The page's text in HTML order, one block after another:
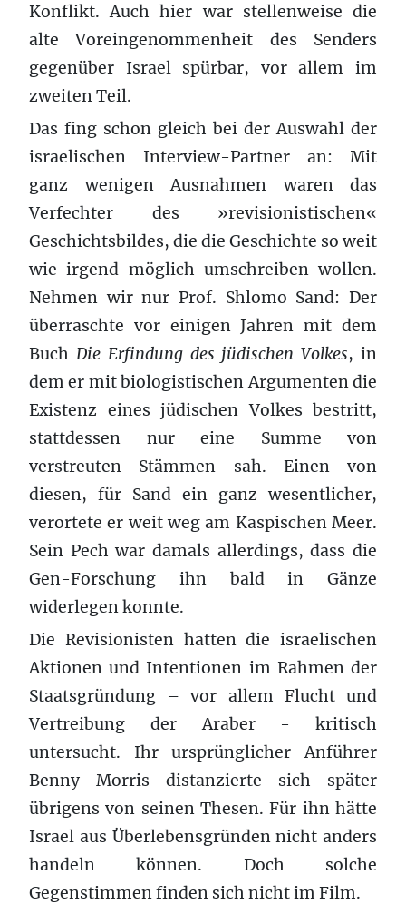
Konflikt. Auch hier war stellenweise die
alte Voreingenommenheit des Senders
gegenüber Israel spürbar, vor allem im
zweiten Teil.
Das fing schon gleich bei der Auswahl der
israelischen Interview-Partner an: Mit
ganz wenigen Ausnahmen waren das
Verfechter des »revisionistischen«
Geschichtsbildes, die die Geschichte so weit
wie irgend möglich umschreiben wollen.
Nehmen wir nur Prof. Shlomo Sand: Der
überraschte vor einigen Jahren mit dem
Buch Die Erfindung des jüdischen Volkes, in
dem er mit biologistischen Argumenten die
Existenz eines jüdischen Volkes bestritt,
stattdessen nur eine Summe von
verstreuten Stämmen sah. Einen von
diesen, für Sand ein ganz wesentlicher,
verortete er weit weg am Kaspischen Meer.
Sein Pech war damals allerdings, dass die
Gen-Forschung ihn bald in Gänze
widerlegen konnte.
Die Revisionisten hatten die israelischen
Aktionen und Intentionen im Rahmen der
Staatsgründung – vor allem Flucht und
Vertreibung der Araber - kritisch
untersucht. Ihr ursprünglicher Anführer
Benny Morris distanzierte sich später
übrigens von seinen Thesen. Für ihn hätte
Israel aus Überlebensgründen nicht anders
handeln können. Doch solche
Gegenstimmen finden sich nicht im Film.